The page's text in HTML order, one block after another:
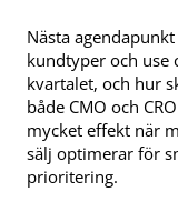
Nästa
kundtyper och use
kvartalet, och hur
både CMO och
mycket effekt när
sälj optimerar för
prioritering.